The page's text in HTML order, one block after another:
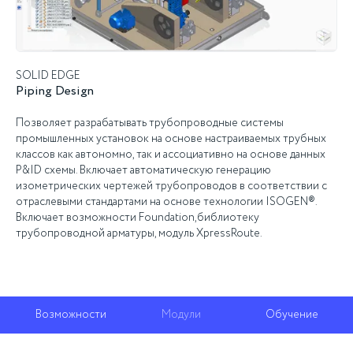
SOLID EDGE
Piping Design
Позволяет разрабатывать трубопроводные системы
промышленных установок на основе настраиваемых трубных
классов как автономно, так и ассоциативно на основе данных
P&ID схемы. Включает автоматическую генерацию
изометрических чертежей трубопроводов в соответствии с
отраслевыми стандартами на основе технологии ISOGEN®.
Включает возможности Foundation,библиотеку
трубопроводной арматуры, модуль XpressRoute.
Возможности Модули Обучение